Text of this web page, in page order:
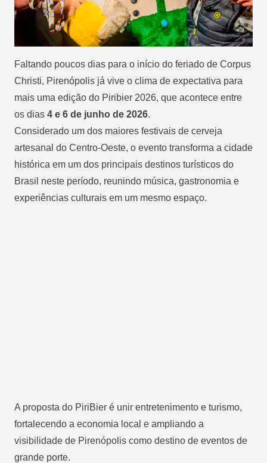
Faltando poucos dias para o início do feriado de Corpus
Christi, Pirenópolis já vive o clima de expectativa para
mais uma edição do Piribier 2026, que acontece entre
os dias 4 e 6 de junho de 2026.
Considerado um dos maiores festivais de cerveja
artesanal do Centro-Oeste, o evento transforma a cidade
histórica em um dos principais destinos turísticos do
Brasil neste período, reunindo música, gastronomia e
experiências culturais em um mesmo espaço.
A proposta do PiriBier é unir entretenimento e turismo,
fortalecendo a economia local e ampliando a
visibilidade de Pirenópolis como destino de eventos de
grande porte.